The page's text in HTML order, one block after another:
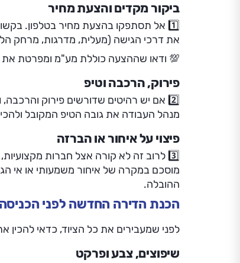
ביקור מקדים והצעת מחיר
1️⃣ אל תסתפקו בהצעת מחיר בטלפון.
את דרכי הגישה (מעלית, מדרגות, מרחק
💯 ודאו שההצעה כוללת מע"מ ומפרטת את
פירוק, הרכבה וטיפ
2️⃣ אם יש רהיטים שדורשים פירוק
מנהל העבודה את גובה הטיפ המקובל
פיצוי על איחור או הברזה
3️⃣ לרוב זה לא קורה אצל חברות
מוסכם במקרה של איחור משמעותי או אי
ההובלה.
הכנת הדירה החדשה לפני הכניסה
לפני שמעבירים את כל הציוד, כדאי להכין
שיפוצים, צבע ופרקט